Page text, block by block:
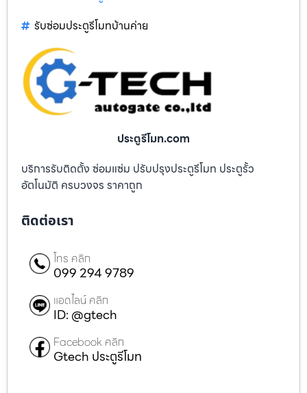
รับซ่อมประตูรีโมทบ้านค่าย
ประตูรีโมท.com
บริการรับติดตั้ง ซ่อมแซ่ม ปรับปรุงประตูรีโมท ประตูรั้ว
อัตโนมัติ ครบวงจร ราคาถูก
ติดต่อเรา
โทร คลิก
099 294 9789
แอดไลน์ คลิก
ID: @gtech
Facebook คลิก
Gtech ประตูรีโมท